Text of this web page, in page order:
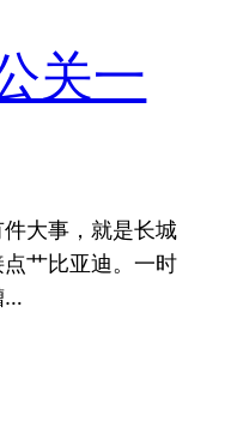
关一
大事，就是长城
艹比亚迪。一时
…